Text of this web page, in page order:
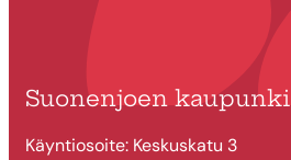
Suonenjoen kaupunki
Käyntiosoite: Keskuskatu 3